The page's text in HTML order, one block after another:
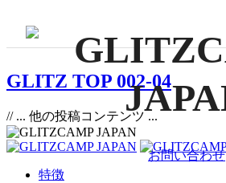
お問い合わせ
GLITZ TOP 002-04
// ... 他の投稿コンテンツ ...
特徴